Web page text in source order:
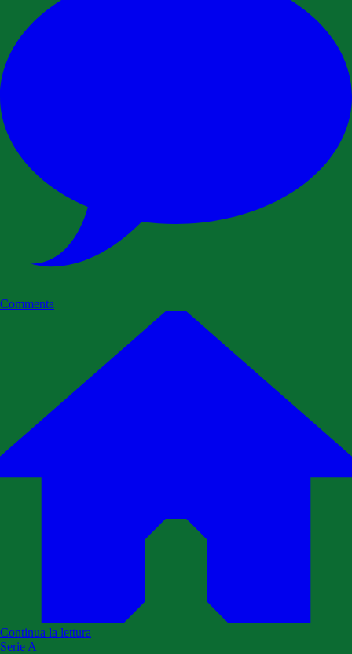
Commenta
Continua la lettura
Serie A